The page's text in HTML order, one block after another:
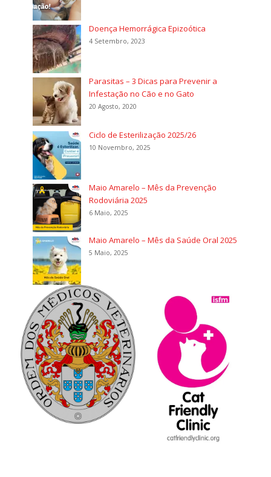
Doença Hemorrágica Epizoótica
4 Setembro, 2023
Parasitas – 3 Dicas para Prevenir a
Infestação no Cão e no Gato
20 Agosto, 2020
Ciclo de Esterilização 2025/26
10 Novembro, 2025
Maio Amarelo – Mês da Prevenção
Rodoviária 2025
6 Maio, 2025
Maio Amarelo – Mês da Saúde Oral 2025
5 Maio, 2025